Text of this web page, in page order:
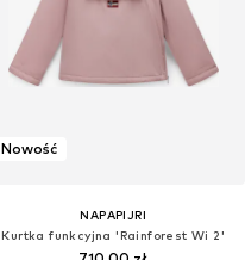
Nowość
NAPAPIJRI
Kurtka funkcyjna 'Rainforest Wi 2'